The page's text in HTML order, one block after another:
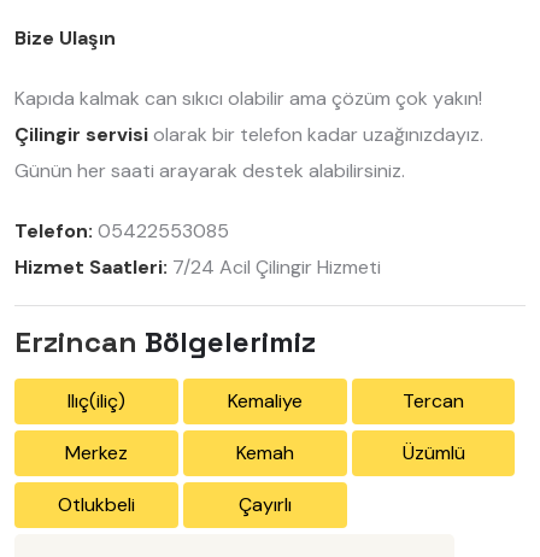
Bize Ulaşın
Kapıda kalmak can sıkıcı olabilir ama çözüm çok yakın!
Çilingir servisiolarak bir telefon kadar uzağınızdayız.
Günün her saati arayarak destek alabilirsiniz.
Telefon: 05422553085
Hizmet Saatleri: 7/24 Acil Çilingir Hizmeti
Erzincan Bölgelerimiz
Ilıç(iliç) Kemaliye Tercan
Merkez Kemah Üzümlü
Otlukbeli Çayırlı